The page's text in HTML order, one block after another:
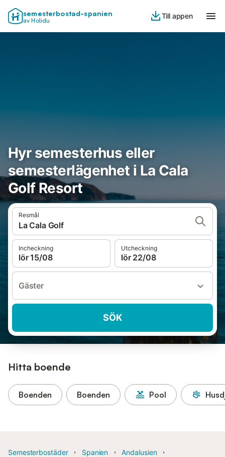
semesterbostad-spanien
av Holidu
Till appen
Hyr semesterhus eller
semesterlägenhet i La Cala
Golf Resort
Resmål
La Cala Golf
Incheckning
lör 15/08
Utcheckning
lör 22/08
Gäster
SÖK
Hitta boende
Boenden Boenden Pool
Semesterbostäder Spanien
Andalusien